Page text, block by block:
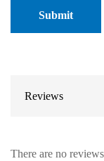
Reviews
There are no